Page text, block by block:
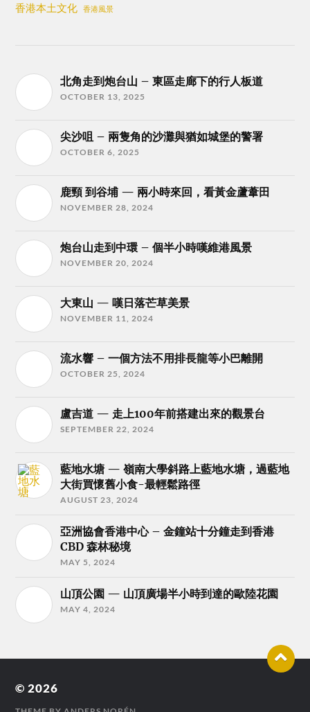
香港本土文化 香港風景
北角走到炮台山 – 東區走廊下的行人板道
OCTOBER 13, 2025
尖沙咀 – 兩隻角的沙灘與猶如城堡的警署
OCTOBER 6, 2025
鹿頸 到谷埔 — 兩小時來回，看黃金蘆葦田
NOVEMBER 28, 2024
炮台山走到中環 – 個半小時嘆維港風景
NOVEMBER 20, 2024
大東山 — 嘆日落芒草美景
NOVEMBER 11, 2024
流水響 – 一個方法不用排長龍等小巴離開
OCTOBER 25, 2024
盧吉道 — 走上100年前搭建出來的觀景台
SEPTEMBER 22, 2024
藍地水塘 — 嶺南大學斜路上藍地水塘，過藍地
大街買懷舊小食-最輕鬆路徑
AUGUST 23, 2024
亞洲協會香港中心 – 金鐘站十分鐘走到香港
CBD 森林秘境
MAY 5, 2024
山頂公園 — 山頂廣場半小時到達的歐陸花園
MAY 4, 2024
© 2026